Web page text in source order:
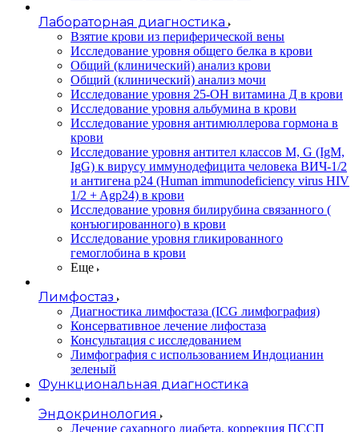
Лабораторная диагностика
Взятие крови из периферической вены
Исследование уровня общего белка в крови
Общий (клинический) анализ крови
Общий (клинический) анализ мочи
Исследование уровня 25-OH витамина Д в крови
Исследование уровня альбумина в крови
Исследование уровня антимюллерова гормона в
крови
Исследование уровня антител классов M, G (IgM,
IgG) к вирусу иммунодефицита человека ВИЧ-1/2
и антигена p24 (Human immunodeficiency virus HIV
1/2 + Agp24) в крови
Исследование уровня билирубина связанного (
конъюгированного) в крови
Исследование уровня гликированного
гемоглобина в крови
Еще
Лимфостаз
Диагностика лимфостаза (ICG лимфография)
Консервативное лечение лифостаза
Консультация с исследованием
Лимфография с использованием Индоцианин
зеленый
Функциональная диагностика
Эндокринология
Лечение сахарного диабета, коррекция ПССП